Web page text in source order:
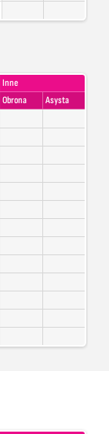
Inne
Obrona Asysta